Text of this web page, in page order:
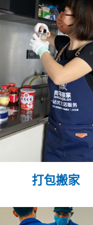
打包搬家